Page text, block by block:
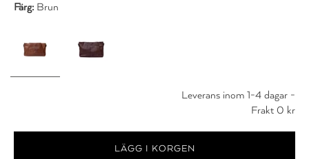
Färg: Brun
Leverans inom 1-4 dagar -
Frakt 0 kr